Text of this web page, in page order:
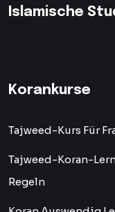
Islamische
Korankurse
Tajweed-Kurs Für
Tajweed-Koran-
Regeln